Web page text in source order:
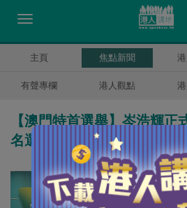
主頁 焦點新聞
有聲專欄 港人觀點
【澳門特首選舉】岑浩輝正
名選委提名